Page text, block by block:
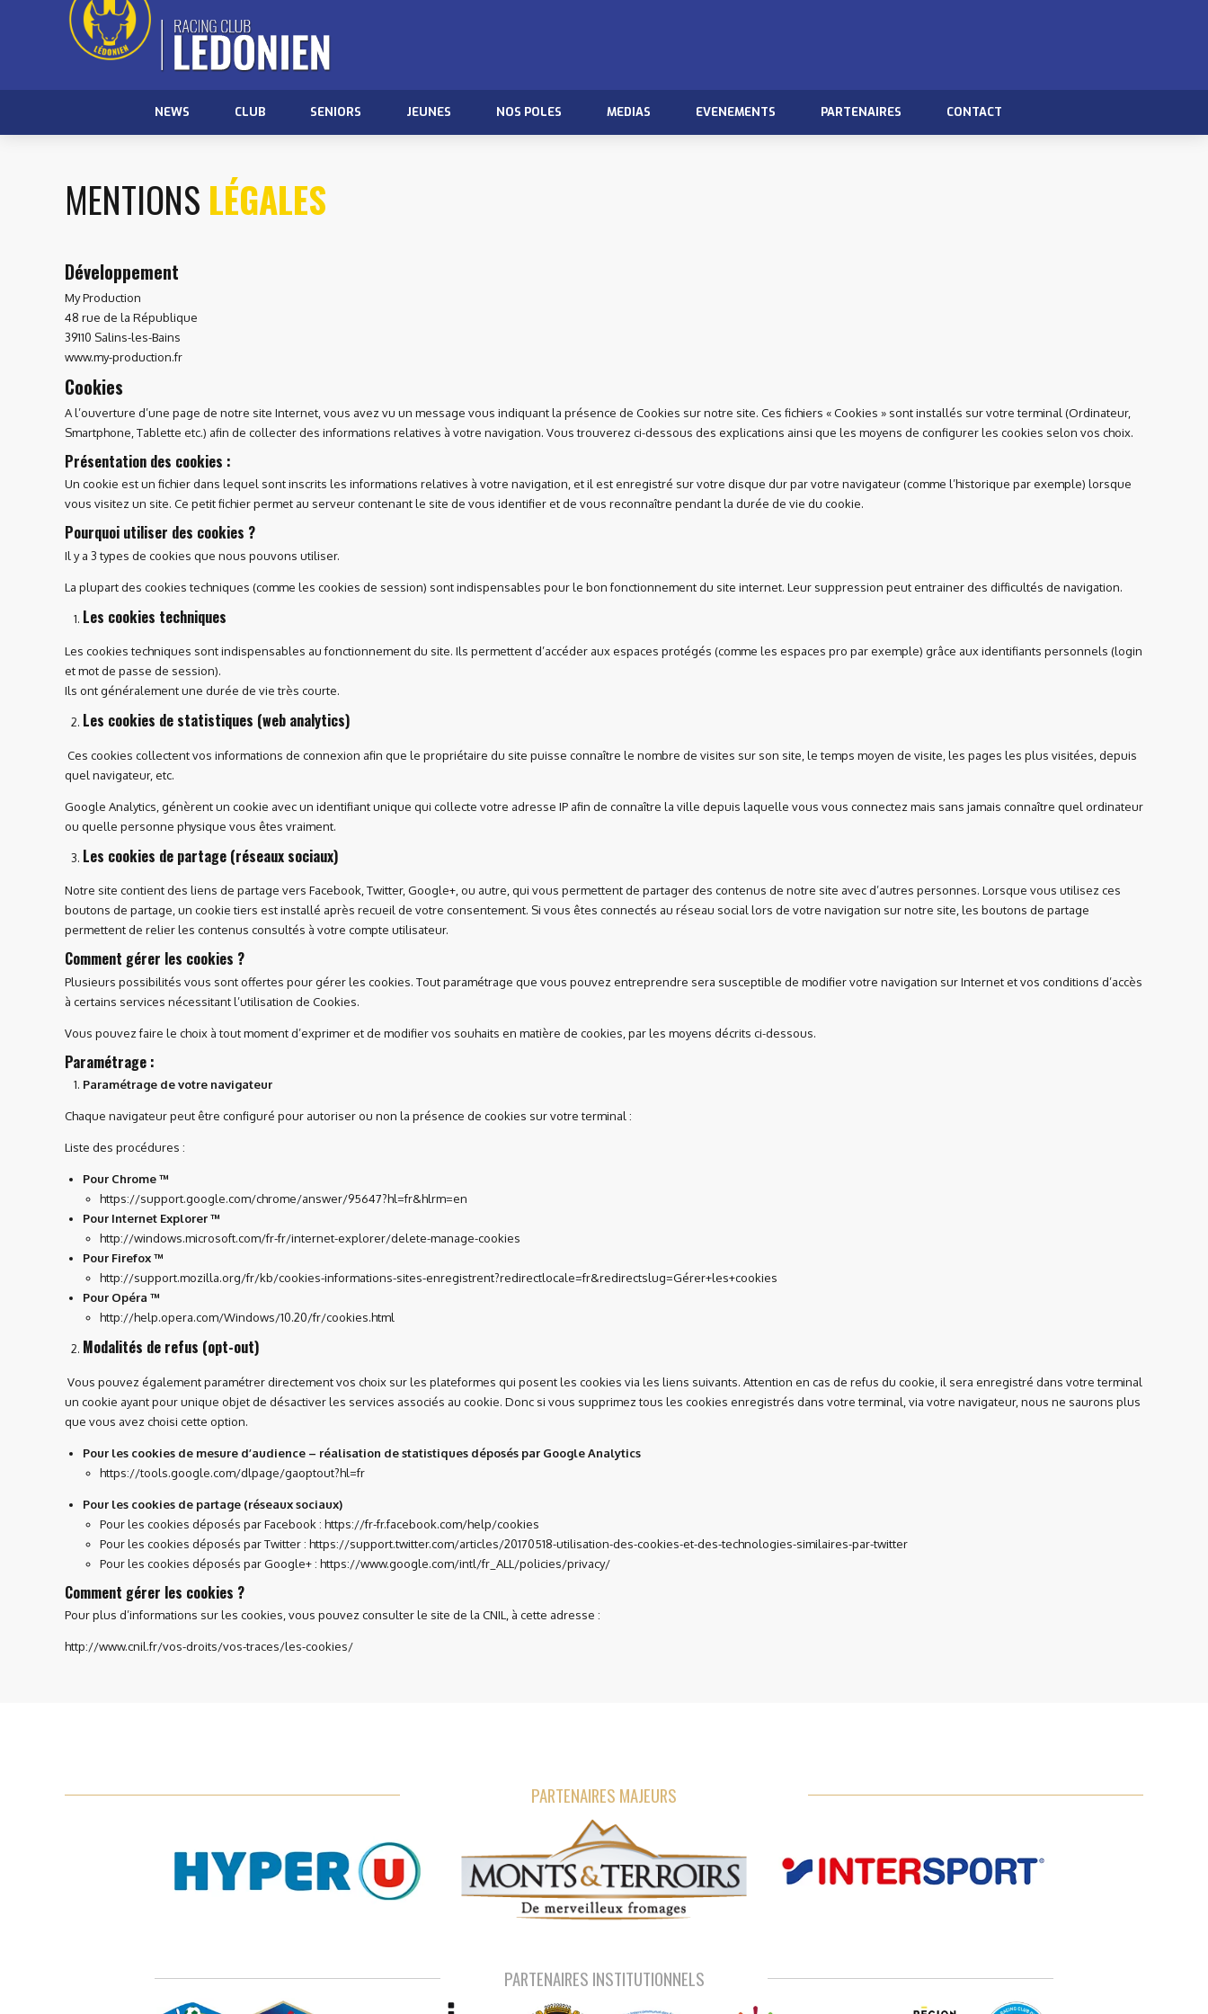
NEWS CLUB SENIORS JEUNES NOS POLES MEDIAS EVENEMENTS PARTENAIRES CONTACT
MENTIONS LÉGALES
Développement
My Production
48 rue de la République
39110 Salins-les-Bains
www.my-production.fr
Cookies
A l’ouverture d’une page de notre site Internet, vous avez vu un message vous indiquant la présence de Cookies sur notre site. Ces fichiers « Cookies » sont installés sur votre terminal (Ordinateur,
Smartphone, Tablette etc.) afin de collecter des informations relatives à votre navigation. Vous trouverez ci-dessous des explications ainsi que les moyens de configurer les cookies selon vos choix.
Présentation des cookies :
Un cookie est un fichier dans lequel sont inscrits les informations relatives à votre navigation, et il est enregistré sur votre disque dur par votre navigateur (comme l’historique par exemple) lorsque
vous visitez un site. Ce petit fichier permet au serveur contenant le site de vous identifier et de vous reconnaître pendant la durée de vie du cookie.
Pourquoi utiliser des cookies ?
Il y a 3 types de cookies que nous pouvons utiliser.
La plupart des cookies techniques (comme les cookies de session) sont indispensables pour le bon fonctionnement du site internet. Leur suppression peut entrainer des difficultés de navigation.
Les cookies techniques
Les cookies techniques sont indispensables au fonctionnement du site. Ils permettent d’accéder aux espaces protégés (comme les espaces pro par exemple) grâce aux identifiants personnels (login
et mot de passe de session).
Ils ont généralement une durée de vie très courte.
Les cookies de statistiques (web analytics)
Ces cookies collectent vos informations de connexion afin que le propriétaire du site puisse connaître le nombre de visites sur son site, le temps moyen de visite, les pages les plus visitées, depuis
quel navigateur, etc.
Google Analytics, génèrent un cookie avec un identifiant unique qui collecte votre adresse IP afin de connaître la ville depuis laquelle vous vous connectez mais sans jamais connaître quel ordinateur
ou quelle personne physique vous êtes vraiment.
Les cookies de partage (réseaux sociaux)
Notre site contient des liens de partage vers Facebook, Twitter, Google+, ou autre, qui vous permettent de partager des contenus de notre site avec d’autres personnes. Lorsque vous utilisez ces
boutons de partage, un cookie tiers est installé après recueil de votre consentement. Si vous êtes connectés au réseau social lors de votre navigation sur notre site, les boutons de partage
permettent de relier les contenus consultés à votre compte utilisateur.
Comment gérer les cookies ?
Plusieurs possibilités vous sont offertes pour gérer les cookies. Tout paramétrage que vous pouvez entreprendre sera susceptible de modifier votre navigation sur Internet et vos conditions d’accès
à certains services nécessitant l’utilisation de Cookies.
Vous pouvez faire le choix à tout moment d’exprimer et de modifier vos souhaits en matière de cookies, par les moyens décrits ci-dessous.
Paramétrage :
Paramétrage de votre navigateur
Chaque navigateur peut être configuré pour autoriser ou non la présence de cookies sur votre terminal :
Liste des procédures :
Pour Chrome ™
https://support.google.com/chrome/answer/95647?hl=fr&hlrm=en
Pour Internet Explorer ™
http://windows.microsoft.com/fr-fr/internet-explorer/delete-manage-cookies
Pour Firefox ™
http://support.mozilla.org/fr/kb/cookies-informations-sites-enregistrent?redirectlocale=fr&redirectslug=Gérer+les+cookies
Pour Opéra ™
http://help.opera.com/Windows/10.20/fr/cookies.html
Modalités de refus (opt-out)
Vous pouvez également paramétrer directement vos choix sur les plateformes qui posent les cookies via les liens suivants. Attention en cas de refus du cookie, il sera enregistré dans votre terminal
un cookie ayant pour unique objet de désactiver les services associés au cookie. Donc si vous supprimez tous les cookies enregistrés dans votre terminal, via votre navigateur, nous ne saurons plus
que vous avez choisi cette option.
Pour les cookies de mesure d’audience – réalisation de statistiques déposés par Google Analytics
https://tools.google.com/dlpage/gaoptout?hl=fr
Pour les cookies de partage (réseaux sociaux)
Pour les cookies déposés par Facebook : https://fr-fr.facebook.com/help/cookies
Pour les cookies déposés par Twitter : https://support.twitter.com/articles/20170518-utilisation-des-cookies-et-des-technologies-similaires-par-twitter
Pour les cookies déposés par Google+ : https://www.google.com/intl/fr_ALL/policies/privacy/
Comment gérer les cookies ?
Pour plus d’informations sur les cookies, vous pouvez consulter le site de la CNIL, à cette adresse :
http://www.cnil.fr/vos-droits/vos-traces/les-cookies/
PARTENAIRES MAJEURS
PARTENAIRES INSTITUTIONNELS